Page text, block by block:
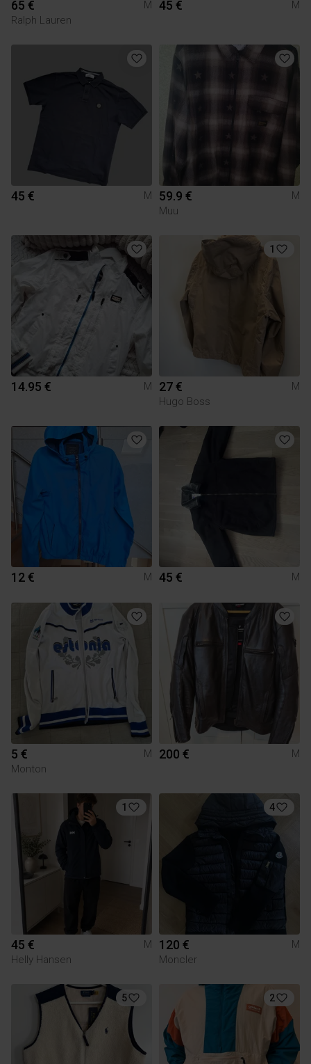
65 €
M
Ralph Lauren
45 € M
45 € M 59.9 €
M
Muu
14.95 € M
1
27 €
M
Hugo Boss
12 € M 45 € M
5 €
M
Monton
200 € M
1
45 €
M
Helly Hansen
4
120 €
M
Moncler
5 2